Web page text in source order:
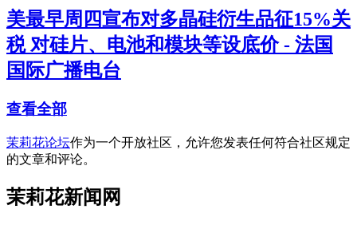
美最早周四宣布对多晶硅衍生品征15%关
税 对硅片、电池和模块等设底价 - 法国
国际广播电台
查看全部
茉莉花论坛作为一个开放社区，允许您发表任何符合社区规定
的文章和评论。
茉莉花新闻网